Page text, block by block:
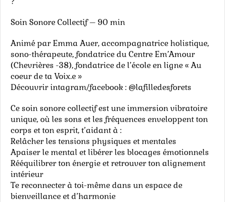
Soin Sonore Collectif – 90 min
Animé par Emma Auer, accompagnatrice holistique,
sono-thérapeute, fondatrice du Centre Em’Amour
(Chevrières -38), fondatrice de l’école en ligne « Au
coeur de ta Voix.e »
Découvrir intagram/facebook : @lafilledesforets
Ce soin sonore collectif est une immersion vibratoire
unique, où les sons et les fréquences enveloppent ton
corps et ton esprit, t’aidant à :
Relâcher les tensions physiques et mentales
Apaiser le mental et libérer les blocages émotionnels
Rééquilibrer ton énergie et retrouver ton alignement
intérieur
Te reconnecter à toi-même dans un espace de
bienveillance et d’harmonie